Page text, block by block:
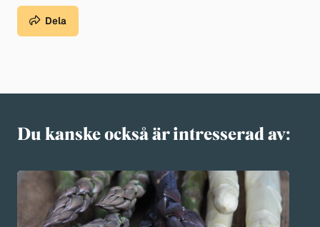
Dela
Du kanske också är intresserad av: